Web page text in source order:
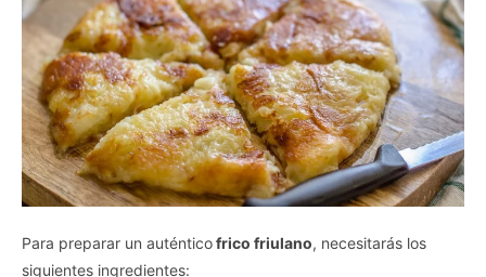
Para preparar un auténticofrico friulano, necesitarás los
siguientes ingredientes: